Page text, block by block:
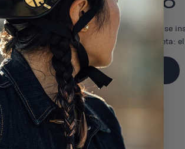
AZUL COSTERO
Con sus tonos azul verdosos, Coastal Blue se
recurso más abundante de nuestro planeta:
Comprar Ahora